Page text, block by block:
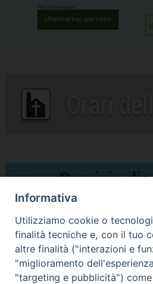
Comunicati Stampa
Il cordoglio dei Vescovi di Puglia per la
Informativa
Utilizziamo cookie o
finalità tecniche e, con il tuo
altre finalità ("interazioni e
"miglioramento
"targeting e pubblicità")